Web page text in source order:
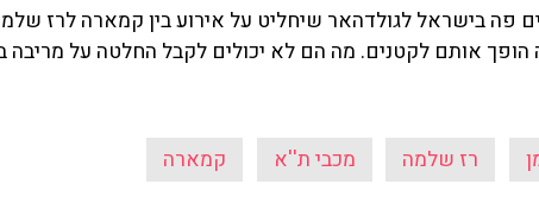
פה בישראל לגולדהאר שיחליט על אירוע בין קמארה לרז
רז שלמה מכבי ת''א קמארה